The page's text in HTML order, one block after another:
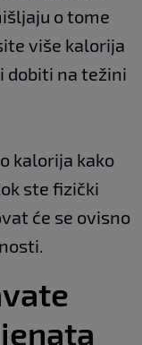
o tome
više kalorija
dobiti na težini
kalorija kako
ste fizički
će se ovisno